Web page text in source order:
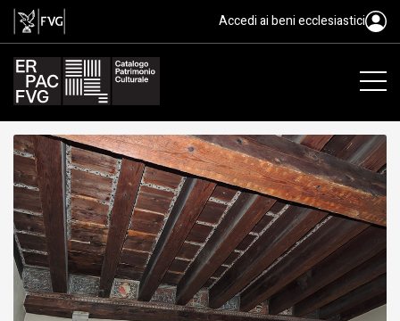
soffitto, ambito friulano, XVI
Accedi ai beni ecclesiastici